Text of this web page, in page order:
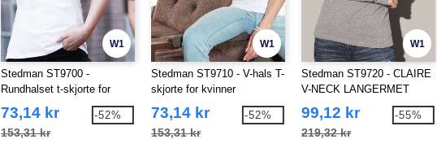
W1
Stedman ST9700 -
Rundhalset t-skjorte for
73,14 kr
153,31 kr
-52%
W1
Stedman ST9710 - V-hals T-
skjorte for kvinner
73,14 kr
153,31 kr
-52%
W1
Stedman ST9720 - CLAIRE
V-NECK LANGERMET
99,12 kr
219,32 kr
-55%